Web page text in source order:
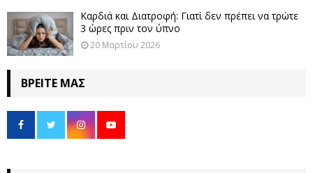
Καρδιά και Διατροφή: Γιατί δεν πρέπει να τρώτε
3 ώρες πριν τον ύπνο
20 Μαρτίου 2026
ΒΡΕΊΤΕ ΜΑΣ